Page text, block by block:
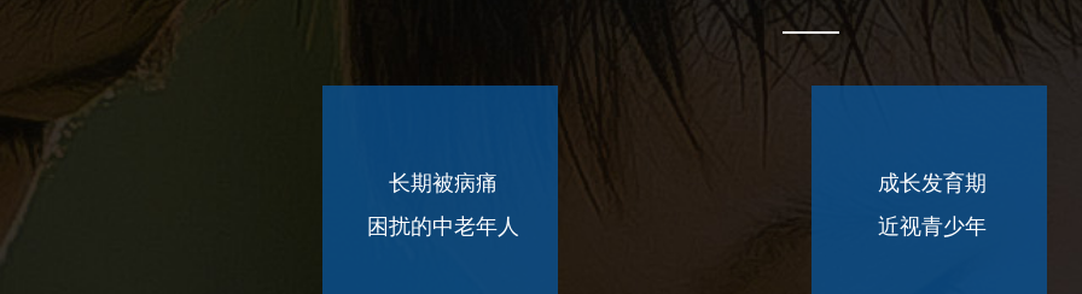
长期被病痛
困扰的中老年人
成长发育期
近视青少年